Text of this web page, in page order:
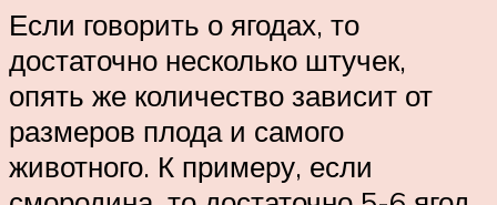
Если говорить о ягодах, то
достаточно несколько штучек,
опять же количество зависит от
размеров плода и самого
животного. К примеру, если